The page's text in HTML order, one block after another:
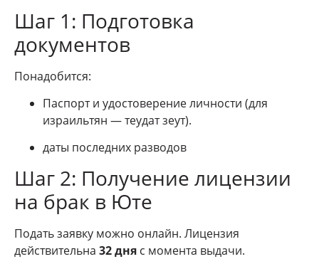
Шаг 1: Подготовка
документов
Понадобится:
Паспорт и удостоверение личности (для
израильтян — теудат зеут).
даты последних разводов
Шаг 2: Получение лицензии
на брак в Юте
Подать заявку можно онлайн. Лицензия
действительна 32 дня с момента выдачи.